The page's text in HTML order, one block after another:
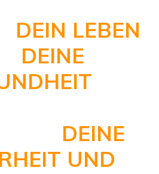
DEIN LEBEN
DEINE
DEINE
UND